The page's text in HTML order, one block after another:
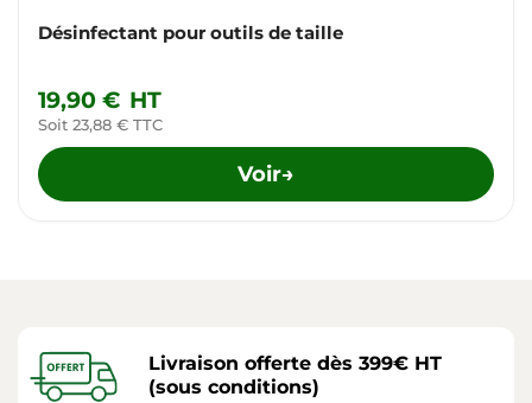
Désinfectant pour outils de taille
19,90 € HT
Soit 23,88 € TTC
Voir→
Livraison offerte dès 399€ HT
(sous conditions)